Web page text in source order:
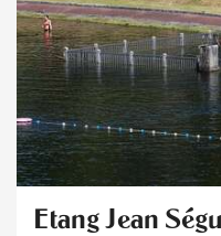
Etang Jean